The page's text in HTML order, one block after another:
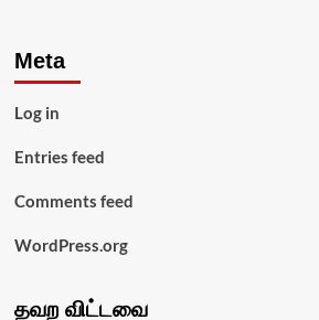
Meta
Log in
Entries feed
Comments feed
WordPress.org
தவற விட்டவை